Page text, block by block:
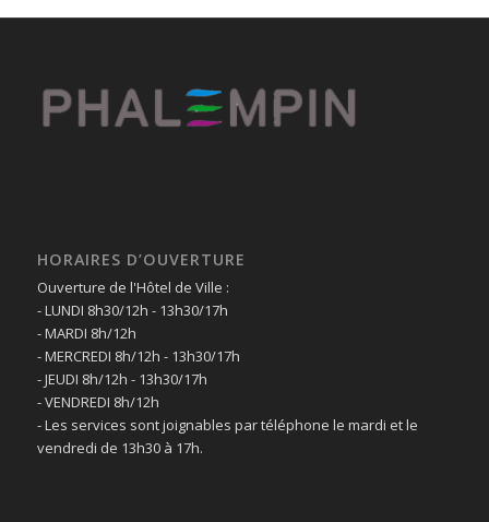
HORAIRES D’OUVERTURE
Ouverture de l'Hôtel de Ville :
- LUNDI 8h30/12h - 13h30/17h
- MARDI 8h/12h
- MERCREDI 8h/12h - 13h30/17h
- JEUDI 8h/12h - 13h30/17h
- VENDREDI 8h/12h
- Les services sont joignables par téléphone le mardi et le
vendredi de 13h30 à 17h.